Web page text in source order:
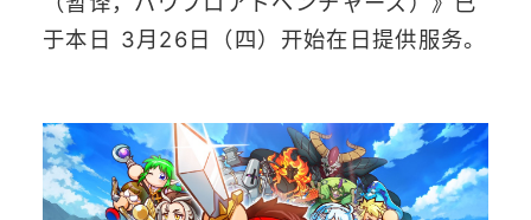
于本日 3月26日（四）开始在日提供服务。